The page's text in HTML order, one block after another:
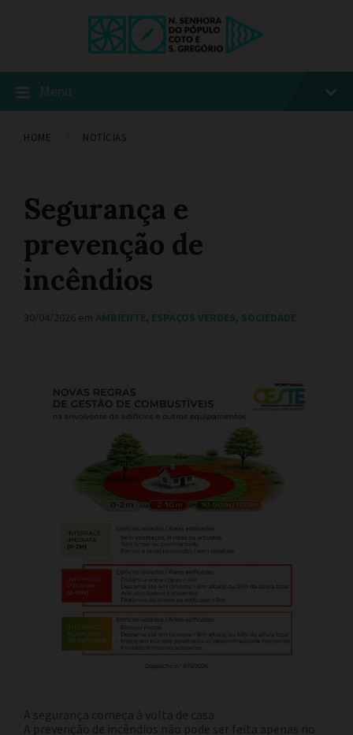
Menu
HOME NOTÍCIAS
Segurança e
prevenção de
incêndios
30/04/2026 em AMBIENTE, ESPAÇOS VERDES, SOCIEDADE
A segurança começa à volta de casa.
A prevenção de incêndios não pode ser feita apenas no